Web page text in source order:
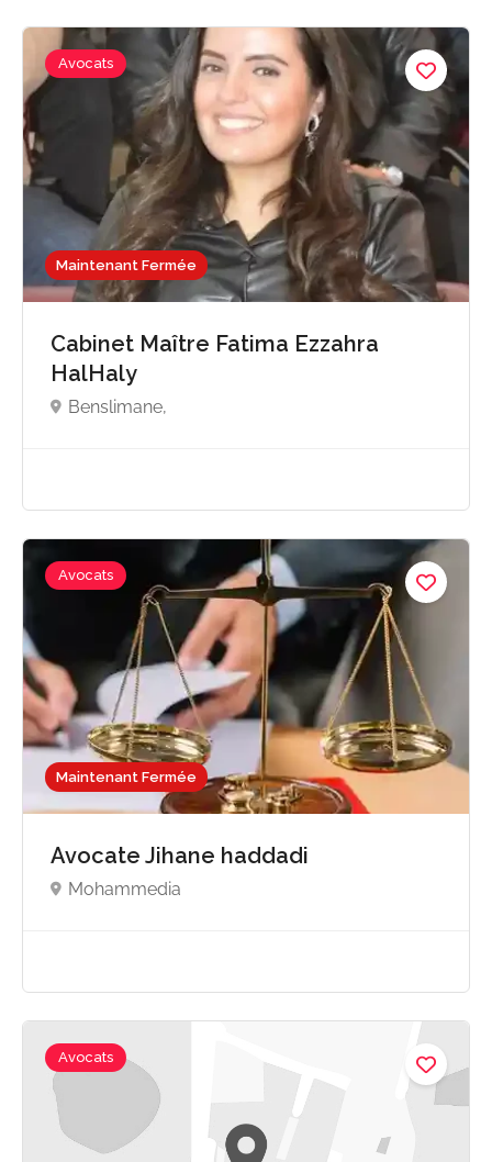
Maintenant Fermée
Avocats
Cabinet Maître Fatima Ezzahra
HalHaly
Benslimane,
Maintenant Fermée
Avocats
Avocate Jihane haddadi
Mohammedia
Avocats